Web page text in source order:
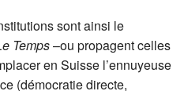
sont ainsi le
Temps–ou propagent celles
en Suisse l’ennuyeuse
(démocratie directe,